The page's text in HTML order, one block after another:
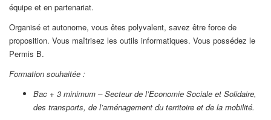
équipe et en partenariat.
Organisé et autonome, vous êtes polyvalent, savez être force de
proposition. Vous maîtrisez les outils informatiques. Vous possédez le
Permis B.
Formation souhaitée :
Bac + 3 minimum – Secteur de l’Economie Sociale et Solidaire,
des transports, de l’aménagement du territoire et de la mobilité.